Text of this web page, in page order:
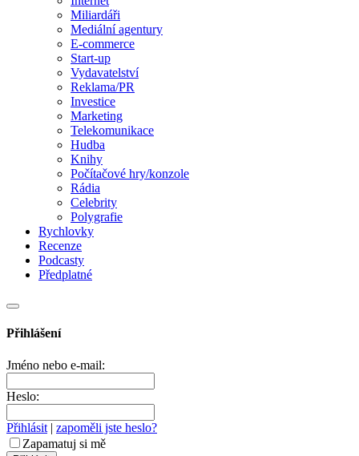
Miliardáři
Mediální agentury
E-commerce
Start-up
Vydavatelství
Reklama/PR
Investice
Marketing
Telekomunikace
Hudba
Knihy
Počítačové hry/konzole
Rádia
Celebrity
Polygrafie
Rychlovky
Recenze
Podcasty
Předplatné
Přihlášení
Jméno nebo e-mail:
Heslo:
Přihlásit | zapoměli jste heslo?
Zapamatuj si mě